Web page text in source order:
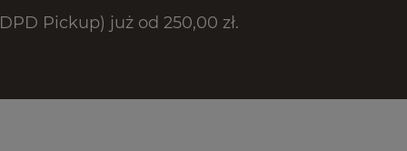
Pickup) już od 250,00 zł.